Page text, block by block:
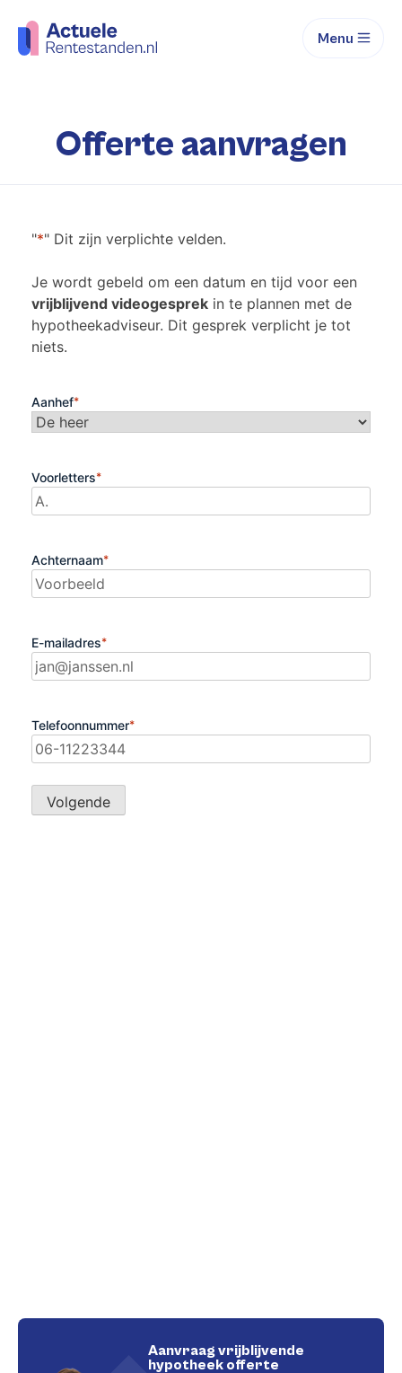
Menu
Offerte aanvragen
Aanvraag vrijblijvende
hypotheek offerte